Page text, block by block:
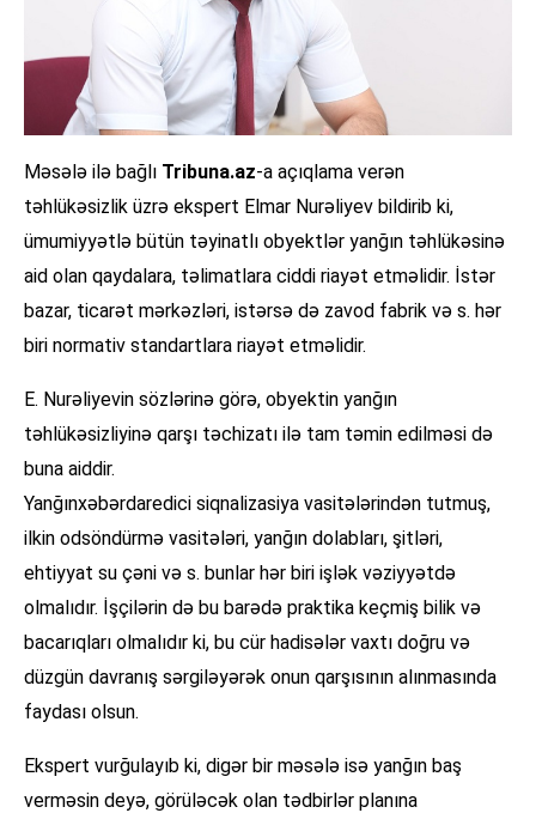
Məsələ ilə bağlı Tribuna.az-a açıqlama verən
təhlükəsizlik üzrə ekspert Elmar Nurəliyev bildirib ki,
ümumiyyətlə bütün təyinatlı obyektlər yanğın təhlükəsinə
aid olan qaydalara, təlimatlara ciddi riayət etməlidir. İstər
bazar, ticarət mərkəzləri, istərsə də zavod fabrik və s. hər
biri normativ standartlara riayət etməlidir.
E. Nurəliyevin sözlərinə görə, obyektin yanğın
təhlükəsizliyinə qarşı təchizatı ilə tam təmin edilməsi də
buna aiddir.
Yanğınxəbərdaredici siqnalizasiya vasitələrindən tutmuş,
ilkin odsöndürmə vasitələri, yanğın dolabları, şitləri,
ehtiyyat su çəni və s. bunlar hər biri işlək vəziyyətdə
olmalıdır. İşçilərin də bu barədə praktika keçmiş bilik və
bacarıqları olmalıdır ki, bu cür hadisələr vaxtı doğru və
düzgün davranış sərgiləyərək onun qarşısının alınmasında
faydası olsun.
Ekspert vurğulayıb ki, digər bir məsələ isə yanğın baş
verməsin deyə, görüləcək olan tədbirlər planına